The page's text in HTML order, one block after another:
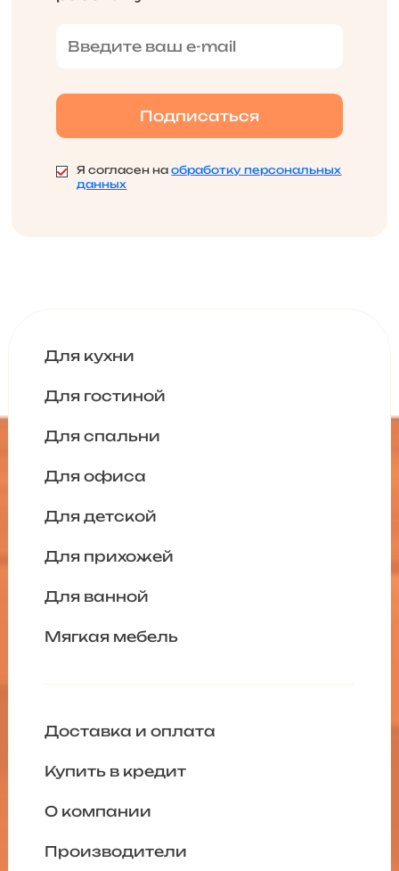
Я согласен наобработку персональных
данных
Для кухни
Для гостиной
Для спальни
Для офиса
Для детской
Для прихожей
Для ванной
Мягкая мебель
Доставка и оплата
Купить в кредит
О компании
Производители